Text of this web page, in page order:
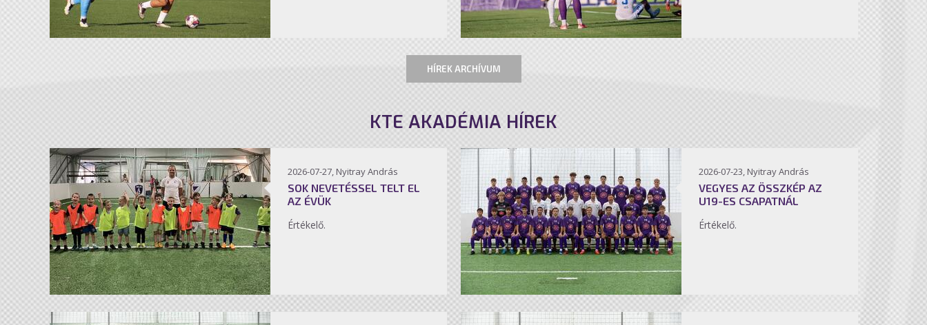
HÍREK ARCHÍVUM
KTE AKADÉMIA HÍREK
2026-07-27, Nyitray András
SOK NEVETÉSSEL TELT EL
AZ ÉVÜK
Értékelő.
2026-07-23, Nyitray András
VEGYES AZ ÖSSZKÉP AZ
U19-ES CSAPATNÁL
Értékelő.